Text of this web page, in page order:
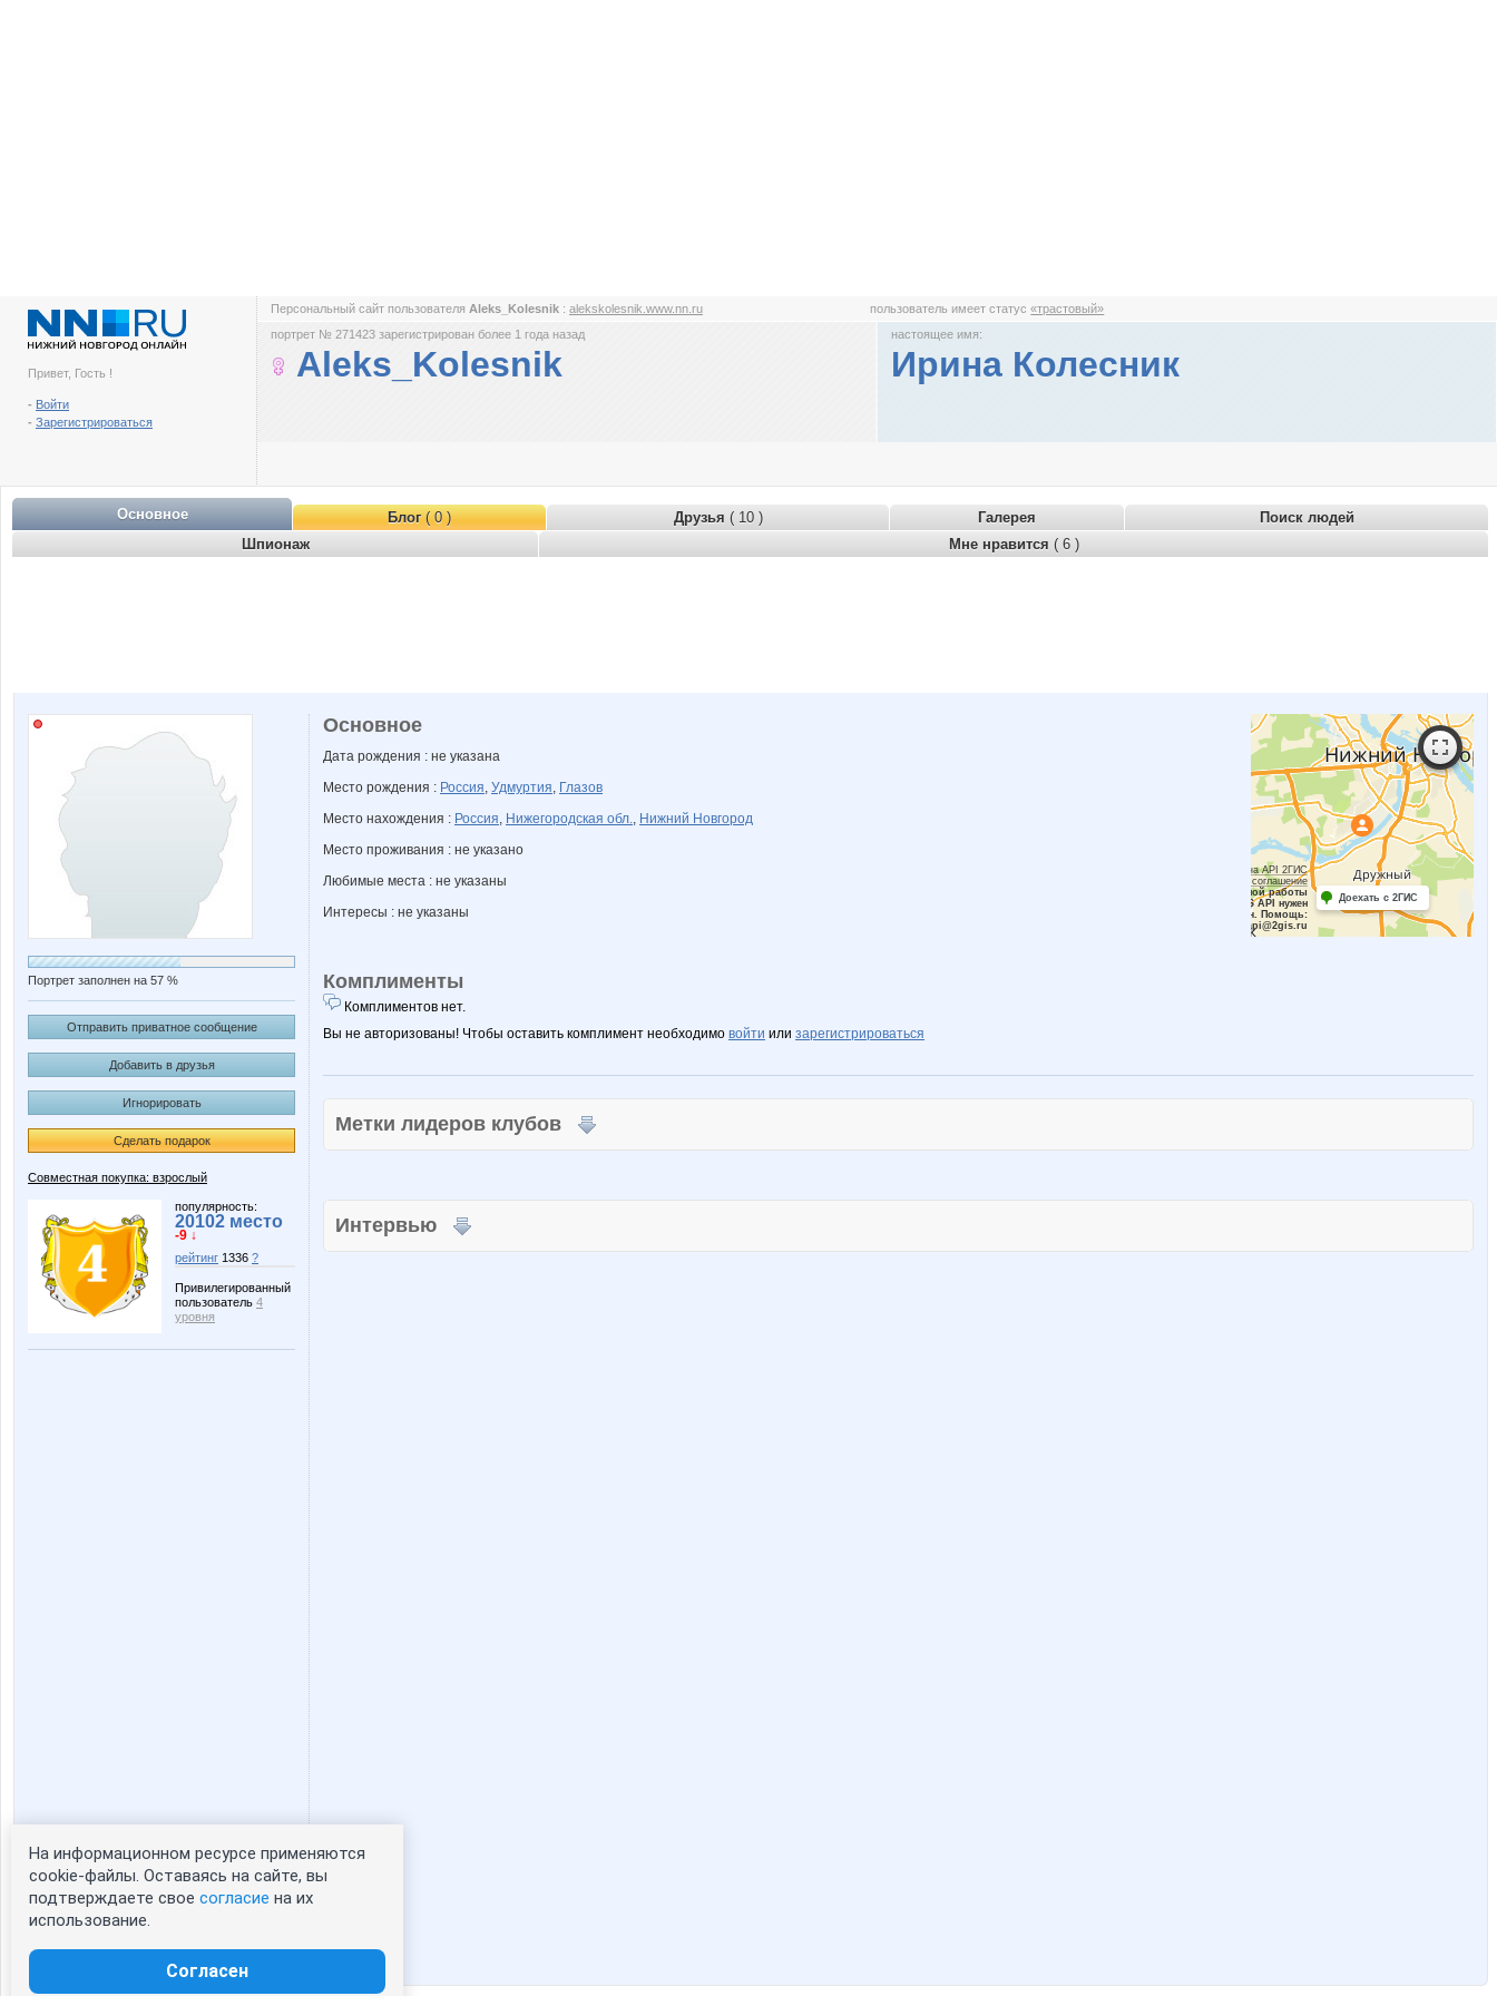
Привет, Гость !
- Войти
- Зарегистрироваться
Персональный сайт пользователя Aleks_Kolesnik : alekskolesnik.www.nn.ru пользователь имеет статус«трастовый»
портрет № 271423 зарегистрирован более 1 года назад
Aleks_Kolesnik
настоящее имя:
Ирина Колесник
Основное Блог( 0 ) Друзья ( 10 ) Галерея
Поиск людей
Шпионаж
Мне нравится ( 6 )
Портрет заполнен на 57 %
Отправить приватное сообщение
Добавить в друзья
Игнорировать
Сделать подарок
Совместная покупка: взрослый
популярность:
20102 место
-9 ↓
рейтинг 1336 ?
Привилегированный
пользователь 4
уровня
Статистика портрета:
сейчас просматривают портрет - 0
зарегистрированные пользователи
Работает на API 2ГИС
Лицензионное соглашение
Для корректной работы
Raster JS API нужен
ключ. Помощь:
api@2gis.ru
Доехать с 2ГИС
Основное
Дата рождения : не указана
Место рождения : Россия, Удмуртия, Глазов
Место нахождения : Россия, Нижегородская обл., Нижний Новгород
Место проживания : не указано
Любимые места : не указаны
Интересы : не указаны
Комплименты
Комплиментов нет.
Вы не авторизованы! Чтобы оставить комплимент необходимо войти или зарегистрироваться
Метки лидеров клубов
Интервью
На информационном ресурсе применяются
cookie-файлы. Оставаясь на сайте, вы
подтверждаете свое согласие на их
использование.
Согласен